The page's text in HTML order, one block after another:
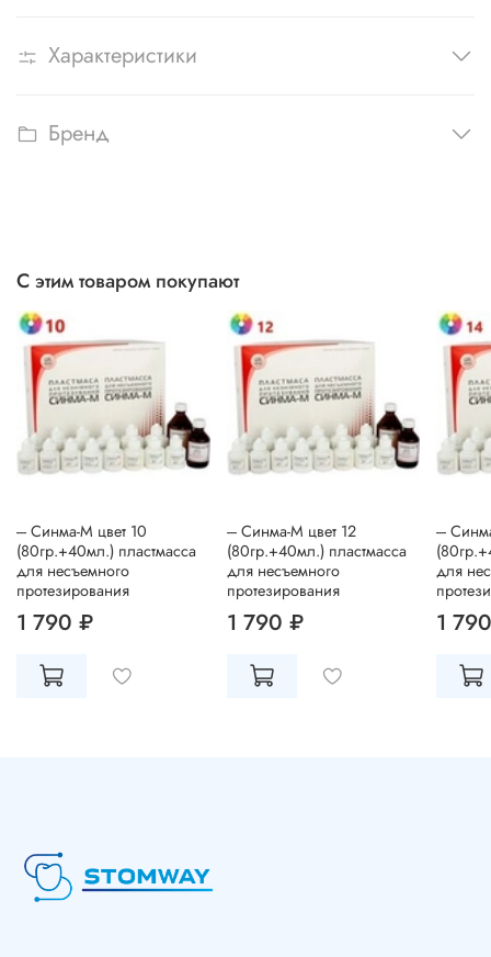
Характеристики
Бренд
С этим товаром покупают
--- Синма-М цвет 10
(80гр.+40мл.) пластмасса
для несъемного
протезирования
1 790 ₽
--- Синма-М цвет 12
(80гр.+40мл.) пластмасса
для несъемного
протезирования
1 790 ₽
---
для
1